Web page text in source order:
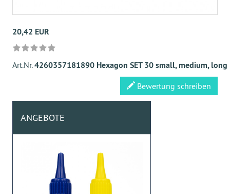
20,42 EUR
Art.Nr.4260357181890 Hexagon SET 30 small, medium, long
Bewertung schreiben
ANGEBOTE